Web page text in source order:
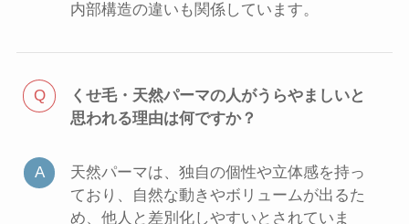
内部構造の違いも関係しています。
くせ毛・天然パーマの人がうらやましいと
思われる理由は何ですか？
天然パーマは、独自の個性や立体感を持っ
ており、自然な動きやボリュームが出るた
め、他人と差別化しやすいとされていま